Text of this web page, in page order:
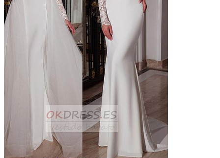
Vestidos de novia 2023
Vestidos de novia sin tirantes
Vestidos de novia encaje
Vestidos de novia corte princesa
Vestidos de novia sencillo
Vestidos de novia corte sirena
Vestidos de novia corto
Vestidos de novia espalda descubierta